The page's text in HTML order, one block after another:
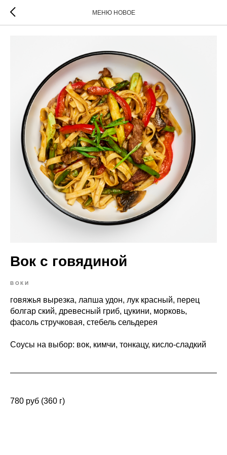
МЕНЮ НОВОЕ
Вок с говядиной
ВОКИ
говяжья вырезка, лапша удон, лук красный, перец
болгар ский, древесный гриб, цукини, морковь,
фасоль стручковая, стебель сельдерея
Соусы на выбор: вок, кимчи, тонкацу, кисло-сладкий
780 руб (360 г)